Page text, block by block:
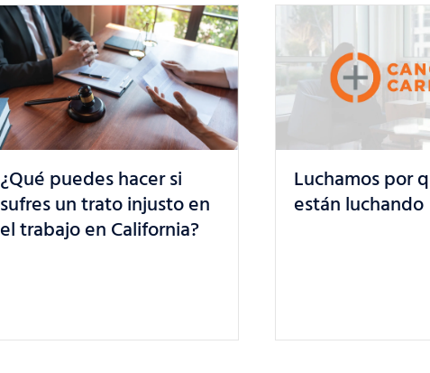
Luchamos por quienes ya
están luchando
¿Está
de trabajo